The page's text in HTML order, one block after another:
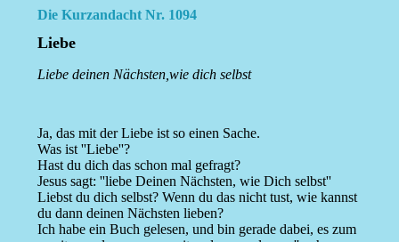
Die Kurzandacht Nr. 1094
Liebe
Liebe deinen Nächsten,wie dich selbst
Ja, das mit der Liebe ist so einen Sache.
Was ist ''Liebe''?
Hast du dich das schon mal gefragt?
Jesus sagt: ''liebe Deinen Nächsten, wie Dich selbst''
Liebst du dich selbst? Wenn du das nicht tust, wie kannst
du dann deinen Nächsten lieben?
Ich habe ein Buch gelesen, und bin gerade dabei, es zum